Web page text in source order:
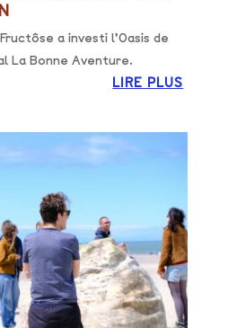
a investi l’Oasis de
La Bonne Aventure.
LIRE PLUS